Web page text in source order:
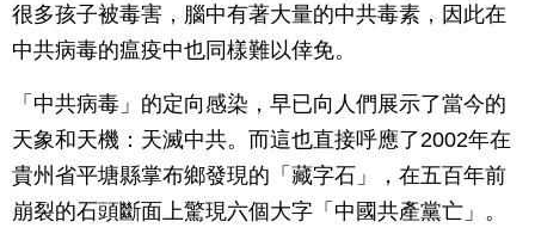
很多孩子被毒害，腦中有著大量的中共毒素，因此在
中共病毒的瘟疫中也同樣難以倖免。
「中共病毒」的定向感染，早已向人們展示了當今的
天象和天機：天滅中共。而這也直接呼應了2002年在
貴州省平塘縣掌布鄉發現的「藏字石」，在五百年前
崩裂的石頭斷面上驚現六個大字「中國共產黨亡」。